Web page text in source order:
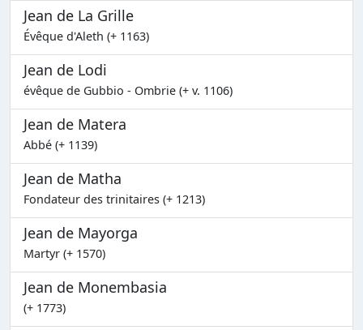
Jean de La Grille
Évêque d'Aleth (+ 1163)
Jean de Lodi
évêque de Gubbio - Ombrie (+ v. 1106)
Jean de Matera
Abbé (+ 1139)
Jean de Matha
Fondateur des trinitaires (+ 1213)
Jean de Mayorga
Martyr (+ 1570)
Jean de Monembasia
(+ 1773)